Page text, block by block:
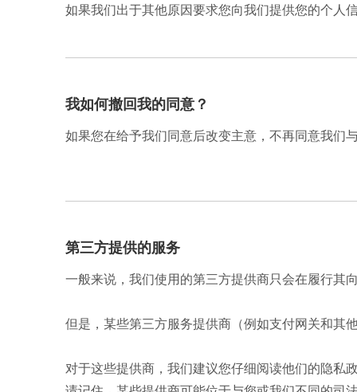
如果我们出于其他原因要求您向我们提供您的个人
我如何撤回我的同意？
如果您在给予我们同意后改变主意，不再同意我们
第三方提供的服务
一般来说，我们使用的第三方提供商只会在履行其
但是，某些第三方服务提供商（例如支付网关和其
对于这些提供商，我们建议您仔细阅读他们的隐私